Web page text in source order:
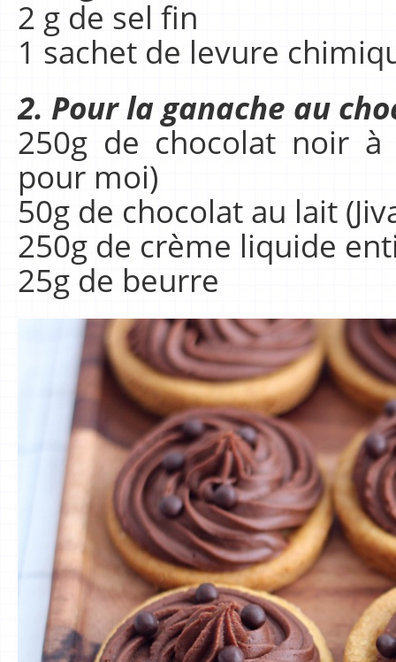
2 g de sel fin
1 sachet de levure
2. Pour la ganache au
250g de chocolat noir à
pour moi)
50g de chocolat au lait
250g de crème liquide
25g de beurre